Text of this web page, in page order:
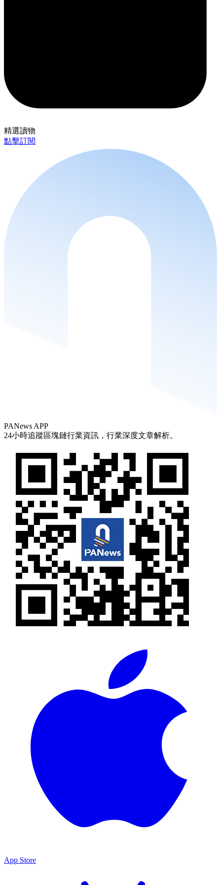
精選讀物
點擊訂閱
PANews APP
24小時追蹤區塊鏈行業資訊，行業深度文章解析。
App Store